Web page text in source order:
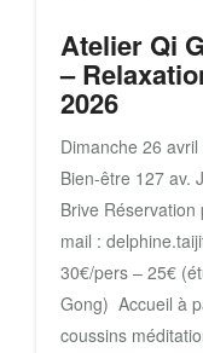
Atelier Qi
–
2026
Dimanche 26
Bien-être 127 av.
Brive
mail :
30€/pers – 25€
Gong) Accueil à
coussins